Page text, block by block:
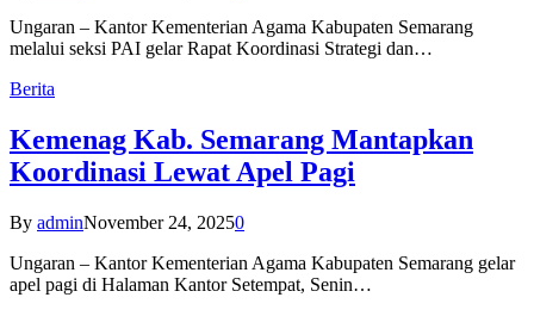
Ungaran – Kantor Kementerian Agama Kabupaten Semarang
melalui seksi PAI gelar Rapat Koordinasi Strategi dan…
Berita
Kemenag Kab. Semarang Mantapkan
Koordinasi Lewat Apel Pagi
By adminNovember 24, 20250
Ungaran – Kantor Kementerian Agama Kabupaten Semarang gelar
apel pagi di Halaman Kantor Setempat, Senin…